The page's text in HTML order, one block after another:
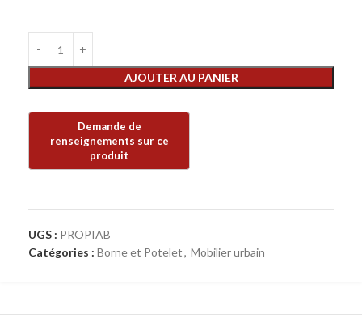
AJOUTER AU PANIER
UGS : PROPIAB
Catégories : Borne et Potelet, Mobilier urbain